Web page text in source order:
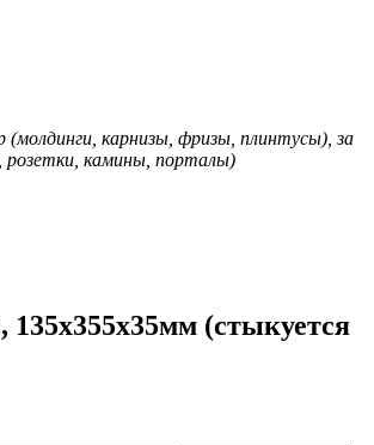
(молдинги, карнизы, фризы, плинтусы), за
розетки, камины, порталы)
135x355x35мм (стыкуется